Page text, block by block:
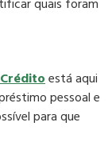
quais foram
está aqui
pessoal e
para que